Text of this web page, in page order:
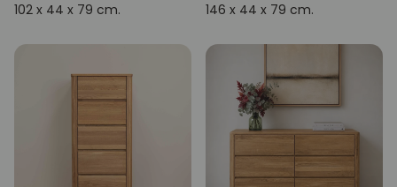
102 x 44 x 79 cm.
146 x 44 x 79 cm.